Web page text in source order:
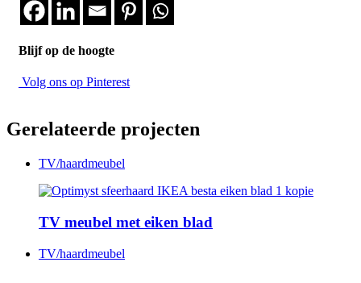
Blijf op de hoogte
Volg ons op Pinterest
Gerelateerde projecten
TV/haardmeubel
TV meubel met eiken blad
TV/haardmeubel